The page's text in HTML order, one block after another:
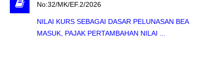
No:32/MK/EF.2/2026
NILAI KURS SEBAGAI DASAR PELUNASAN BEA
MASUK, PAJAK PERTAMBAHAN NILAI ...